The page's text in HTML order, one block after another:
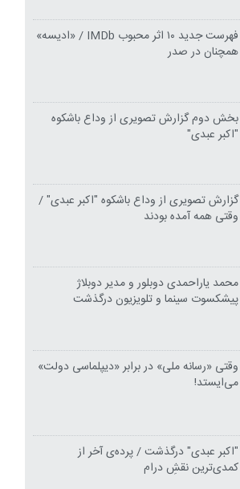
فهرست جدید ۱۰ اثر محبوب IMDb / «ادیسه»
همچنان در صدر
بخش دوم گزارش تصویری از وداع باشکوه
"اکبر عبدی"
گزارش تصویری از وداع باشکوه "اکبر عبدی" /
وقتی همه آمده بودند
محمد یاراحمدی دوبلور و مدیر دوبلاژ
پیشکسوت سینما و تلویزیون درگذشت
وقتی «رسانه ملی» در برابر «دیپلماسی دولت»
می‌ایستد!
"اکبر عبدی" درگذشت / پرده‌ی آخر از
کمدی‌ترین نقشِ درام